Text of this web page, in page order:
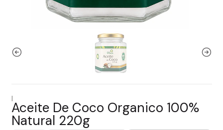
Aceite De Coco Organico 100%
Natural 220g